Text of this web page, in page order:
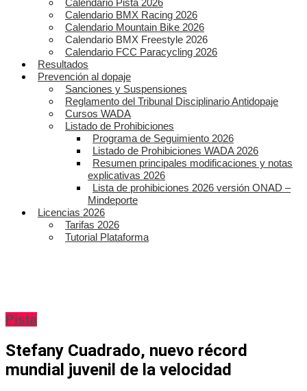
Calendario Pista 2026
Calendario BMX Racing 2026
Calendario Mountain Bike 2026
Calendario BMX Freestyle 2026
Calendario FCC Paracycling 2026
Resultados
Prevención al dopaje
Sanciones y Suspensiones
Reglamento del Tribunal Disciplinario Antidopaje
Cursos WADA
Listado de Prohibiciones
Programa de Seguimiento 2026
Listado de Prohibiciones WADA 2026
Resumen principales modificaciones y notas
explicativas 2026
Lista de prohibiciones 2026 versión ONAD –
Mindeporte
Licencias 2026
Tarifas 2026
Tutorial Plataforma
Pista
Stefany Cuadrado, nuevo récord
mundial juvenil de la velocidad